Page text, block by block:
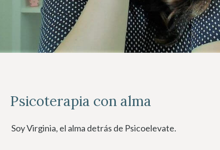
Psicoterapia con alma
Soy Virginia, el alma detrás de Psicoelevate.